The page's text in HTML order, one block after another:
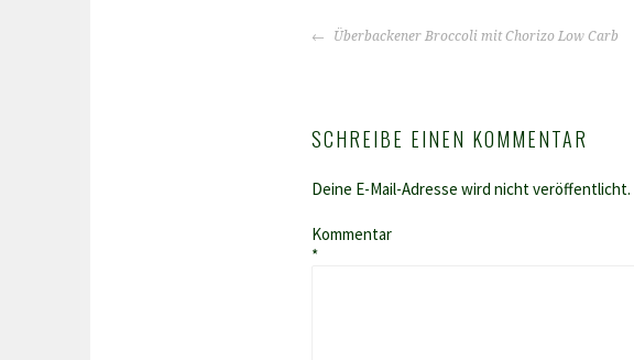
BEITRAGS-
Überbackener Broccoli mit Chorizo Low Carb
SCHREIBE EINEN KOMMENTAR
Deine E-Mail-Adresse wird nicht veröffentlicht.
Kommentar
*